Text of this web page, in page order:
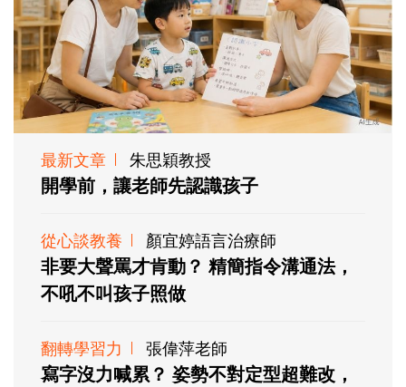
最新文章 朱思穎教授
開學前，讓老師先認識孩子
從心談教養 顏宜婷語言治療師
非要大聲罵才肯動？ 精簡指令溝通法，
不吼不叫孩子照做
翻轉學習力 張偉萍老師
寫字沒力喊累？ 姿勢不對定型超難改，